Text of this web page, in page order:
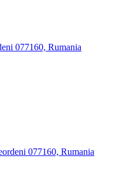
077160, Rumania
077160, Rumania